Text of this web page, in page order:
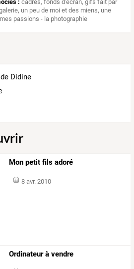
: cadres,fonds d'ecran,gifs fait par
, un peu de moi et des miens, une
passions - la photographie
Didine
Mon petit fils adoré
8 avr. 2010
Ordinateur à vendre